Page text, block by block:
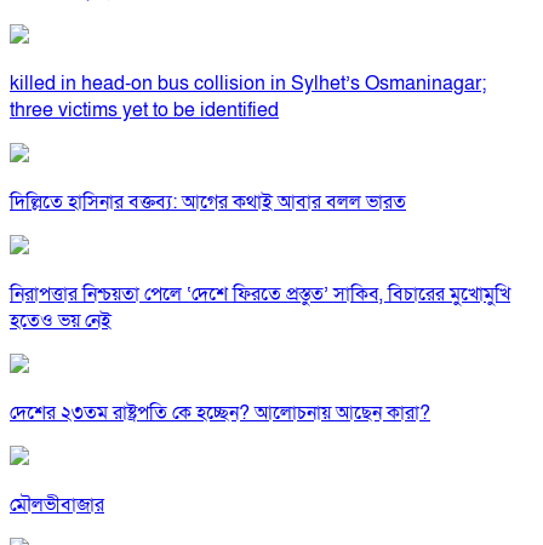
killed in head-on bus collision in Sylhet’s Osmaninagar;
three victims yet to be identified
দিল্লিতে হাসিনার বক্তব্য: আগের কথাই আবার বলল ভারত
নিরাপত্তার নিশ্চয়তা পেলে ‘দেশে ফিরতে প্রস্তুত’ সাকিব, বিচারের মুখোমুখি
হতেও ভয় নেই
দেশের ২৩তম রাষ্ট্রপতি কে হচ্ছেন? আলোচনায় আছেন কারা?
মৌলভীবাজার